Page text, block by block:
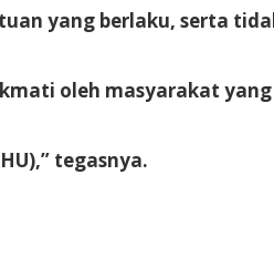
yang berlaku, serta
oleh masyarakat
tegasnya.